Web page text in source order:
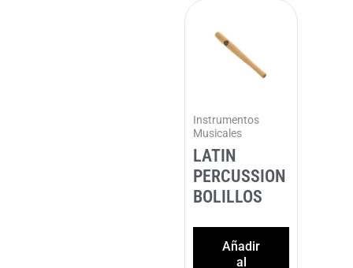
Instrumentos
Musicales
LATIN
PERCUSSION
BOLILLOS
Añadir
al